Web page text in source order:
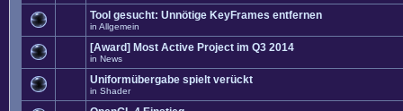
Tool gesucht: Unnötige KeyFrames entfernen
in Allgemein
[Award] Most Active Project im Q3 2014
in News
Uniformübergabe spielt verückt
in Shader